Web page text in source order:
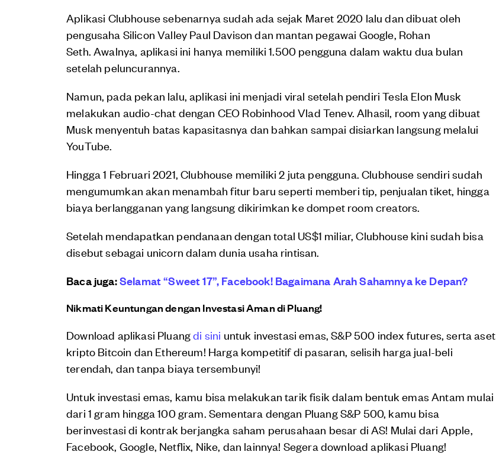
Aplikasi Clubhouse sebenarnya sudah ada sejak Maret 2020 lalu dan dibuat oleh
pengusaha Silicon Valley Paul Davison dan mantan pegawai Google, Rohan
Seth. Awalnya, aplikasi ini hanya memiliki 1.500 pengguna dalam waktu dua bulan
setelah peluncurannya.
Namun, pada pekan lalu, aplikasi ini menjadi viral setelah pendiri Tesla Elon Musk
melakukan audio-chat dengan CEO Robinhood Vlad Tenev. Alhasil, room yang dibuat
Musk menyentuh batas kapasitasnya dan bahkan sampai disiarkan langsung melalui
YouTube.
Hingga 1 Februari 2021, Clubhouse memiliki 2 juta pengguna. Clubhouse sendiri sudah
mengumumkan akan menambah fitur baru seperti memberi tip, penjualan tiket, hingga
biaya berlangganan yang langsung dikirimkan ke dompet room creators.
Setelah mendapatkan pendanaan dengan total US$1 miliar, Clubhouse kini sudah bisa
disebut sebagai unicorn dalam dunia usaha rintisan.
Baca juga:Selamat “Sweet 17”, Facebook! Bagaimana Arah Sahamnya ke Depan?
Nikmati Keuntungan dengan Investasi Aman di Pluang!
Download aplikasi Pluangdi sini untuk investasi emas, S&P 500 index futures, serta aset
kripto Bitcoin dan Ethereum! Harga kompetitif di pasaran, selisih harga jual-beli
terendah, dan tanpa biaya tersembunyi!
Untuk investasi emas, kamu bisa melakukan tarik fisik dalam bentuk emas Antam mulai
dari 1 gram hingga 100 gram. Sementara dengan Pluang S&P 500, kamu bisa
berinvestasi di kontrak berjangka saham perusahaan besar di AS! Mulai dari Apple,
Facebook, Google, Netflix, Nike, dan lainnya! Segera download aplikasi Pluang!